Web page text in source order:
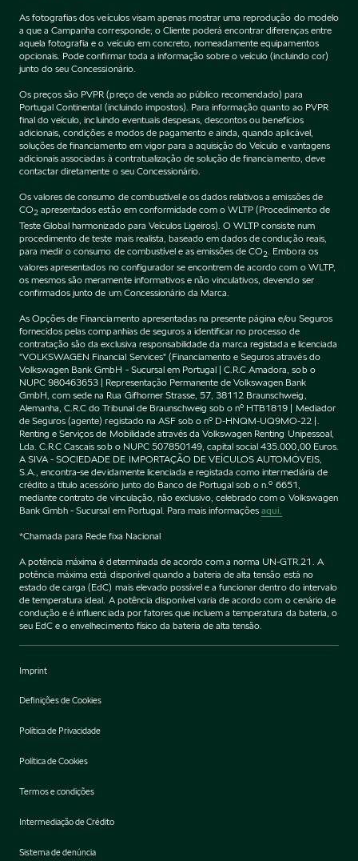
As fotografias dos veículos visam apenas mostrar uma reprodução do modelo
a que a Campanha corresponde; o Cliente poderá encontrar diferenças entre
aquela fotografia e o veículo em concreto, nomeadamente equipamentos
opcionais. Pode confirmar toda a informação sobre o veículo (incluindo cor)
junto do seu Concessionário.
Os preços são PVPR (preço de venda ao público recomendado) para
Portugal Continental (incluindo impostos). Para informação quanto ao PVPR
final do veículo, incluindo eventuais despesas, descontos ou benefícios
adicionais, condições e modos de pagamento e ainda, quando aplicável,
soluções de financiamento em vigor para a aquisição do Veículo e vantagens
adicionais associadas à contratualização de solução de financiamento, deve
contactar diretamente o seu Concessionário.
Os valores de consumo de combustível e os dados relativos a emissões de
CO2 apresentados estão em conformidade com o WLTP (Procedimento de
Teste Global harmonizado para Veículos Ligeiros). O WLTP consiste num
procedimento de teste mais realista, baseado em dados de condução reais,
para medir o consumo de combustível e as emissões de CO2 . Embora os
valores apresentados no configurador se encontrem de acordo com o WLTP,
os mesmos são meramente informativos e não vinculativos, devendo ser
confirmados junto de um Concessionário da Marca.
As Opções de Financiamento apresentadas na presente página e/ou Seguros
fornecidos pelas companhias de seguros a identificar no processo de
contratação são da exclusiva responsabilidade da marca registada e licenciada
"VOLKSWAGEN Financial Services" (Financiamento e Seguros através do
Volkswagen Bank GmbH - Sucursal em Portugal | C.R.C Amadora, sob o
NUPC 980463653 | Representação Permanente de Volkswagen Bank
GmbH, com sede na Rua Gifhorner Strasse, 57, 38112 Braunschweig,
Alemanha, C.R.C do Tribunal de Braunschweig sob o nº HTB1819 | Mediador
de Seguros (agente) registado na ASF sob o nº D-HNQM-UQ9MO-22 |.
Renting e Serviços de Mobilidade através da Volkswagen Renting Unipessoal,
Lda. C.R.C Cascais sob o NUPC 507850149, capital social 435.000,00 Euros.
A SIVA - SOCIEDADE DE IMPORTAÇÃO DE VEÍCULOS AUTOMÓVEIS,
S.A., encontra-se devidamente licenciada e registada como intermediária de
crédito a título acessório junto do Banco de Portugal sob o n.º 6651,
mediante contrato de vinculação, não exclusivo, celebrado com o Volkswagen
Bank Gmbh - Sucursal em Portugal. Para mais informaçõesaqui.
*Chamada para Rede fixa Nacional
A potência máxima é determinada de acordo com a norma UN-GTR.21. A
potência máxima está disponível quando a bateria de alta tensão está no
estado de carga (EdC) mais elevado possível e a funcionar dentro do intervalo
de temperatura ideal. A potência disponível varia de acordo com o cenário de
condução e é influenciada por fatores que incluem a temperatura da bateria, o
seu EdC e o envelhecimento físico da bateria de alta tensão.
Imprint
Definições de Cookies
Política de Privacidade
Política de Cookies
Termos e condições
Intermediação de Crédito
Sistema de denúncia